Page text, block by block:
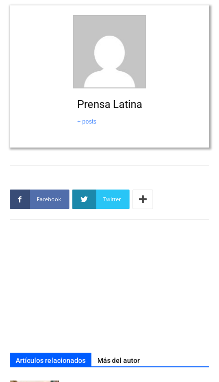
Prensa Latina
+ posts
Facebook Twitter
Artículos relacionados Más del autor